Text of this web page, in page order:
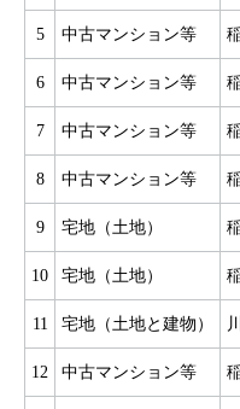
5 中古マンション等
6 中古マンション等
7 中古マンション等
8 中古マンション等
9 宅地（土地）
10 宅地（土地）
11 宅地（土地と建物）
12 中古マンション等